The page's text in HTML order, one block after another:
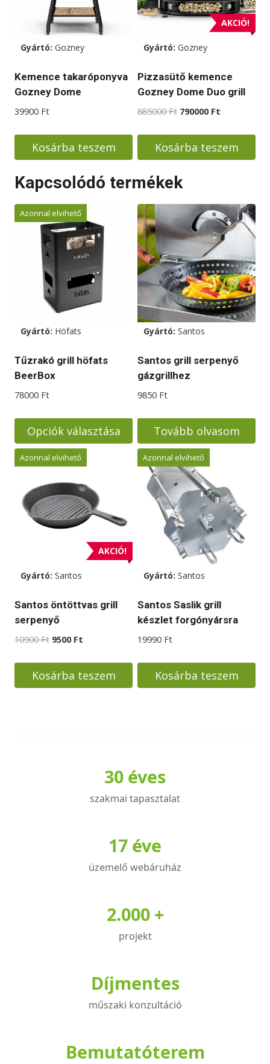
Gyártó: Gozney
Kemence takaróponyva
Gozney Dome
39900 Ft
Kosárba teszem
AKCIÓ!
Gyártó: Gozney
Pizzasütő kemence
Gozney Dome Duo grill
885000Ft Original
was:
885000 Ft.
790000 Ft
is:
790000 Ft.
Kosárba teszem
Kapcsolódó termékek
Azonnal elvihető
Gyártó: Höfats
Tűzrakó grill höfats
BeerBox
78000 Ft
Opciók választása
Ennek
a
terméknek
több
variációja
termékoldalon
választhatók
Gyártó: Santos
Santos grill serpenyő
gázgrillhez
9850 Ft
Tovább olvasom
AKCIÓ!
Azonnal elvihető
Gyártó: Santos
Santos öntöttvas grill
serpenyő
10900Ft Original
was:
10900 Ft.
9500 Ft
is:
9500 Ft.
Kosárba teszem
Azonnal elvihető
Gyártó: Santos
Santos Saslik grill
készlet forgónyársra
19990 Ft
Kosárba teszem
30 éves
szakmai tapasztalat
17 éve
üzemelő webáruház
2.000 +
projekt
Díjmentes
műszaki konzultáció
Bemutatóterem